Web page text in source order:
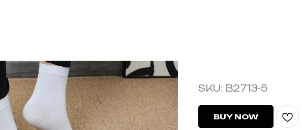
SKU: B2713-5
BUY NOW